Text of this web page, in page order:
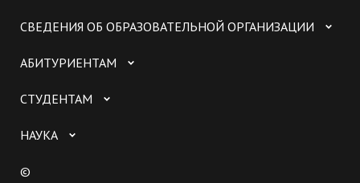
СВЕДЕНИЯ ОБ ОБРАЗОВАТЕЛЬНОЙ ОРГАНИЗАЦИИ
АБИТУРИЕНТАМ
СТУДЕНТАМ
НАУКА
©